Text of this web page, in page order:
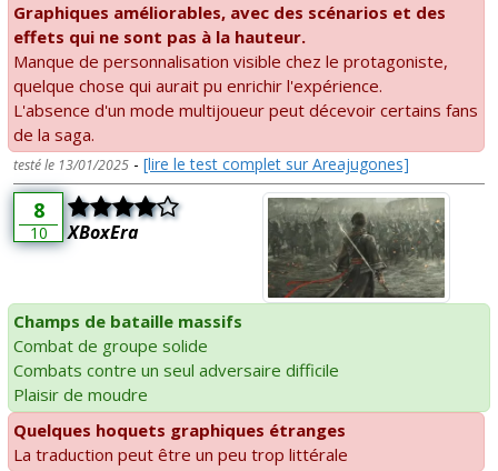
Graphiques améliorables, avec des scénarios et des
effets qui ne sont pas à la hauteur.
Manque de personnalisation visible chez le protagoniste,
quelque chose qui aurait pu enrichir l'expérience.
L'absence d'un mode multijoueur peut décevoir certains fans
de la saga.
testé le 13/01/2025 - [lire le test complet sur Areajugones]
8
10 XBoxEra
Champs de bataille massifs
Combat de groupe solide
Combats contre un seul adversaire difficile
Plaisir de moudre
Quelques hoquets graphiques étranges
La traduction peut être un peu trop littérale